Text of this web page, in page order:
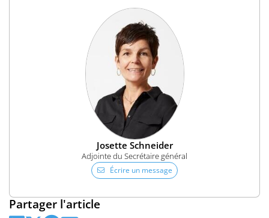
Josette Schneider
Adjointe du Secrétaire général
Écrire un message
Partager l'article